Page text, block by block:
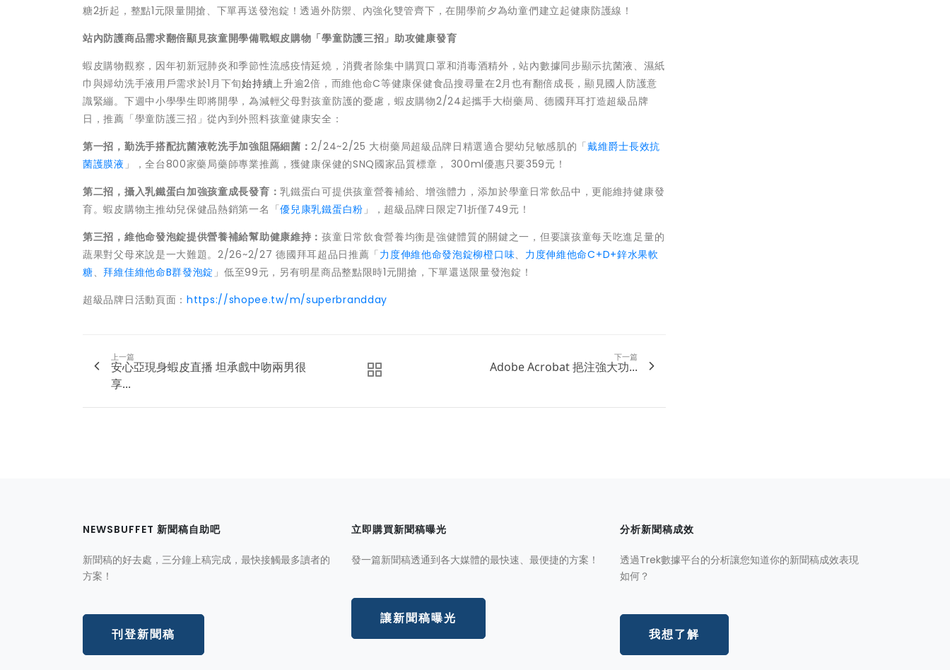
糖2折起，整點1元限量開搶、下單再送發泡錠！透過外防禦、內強化雙管齊下，在開學前夕為幼童們建立起健康防護線！
站內防護商品需求翻倍顯見孩童開學備戰蝦皮購物「學童防護三招」助攻健康發育
蝦皮購物觀察，因年初新冠肺炎和季節性流感疫情延燒，消費者除集中購買口罩和消毒酒精外，站內數據同步顯示抗菌液、濕紙
巾與婦幼洗手液用戶需求於1月下旬始持續上升逾2倍，而維他命C等健康保健食品搜尋量在2月也有翻倍成長，顯見國人防護意
識緊繃。下週中小學學生即將開學，為減輕父母對孩童防護的憂慮，蝦皮購物2/24起攜手大樹藥局、德國拜耳打造超級品牌
日，推薦「學童防護三招」從內到外照料孩童健康安全：
第一招，勤洗手搭配抗菌液乾洗手加強阻隔細菌：2/24~2/25 大樹藥局超級品牌日精選適合嬰幼兒敏感肌的「戴維爵士長效抗
菌護膜液 」，全台800家藥局藥師專業推薦，獲健康保健的SNQ國家品質標章， 300ml優惠只要359元！
第二招，攝入乳鐵蛋白加強孩童成長發育：乳鐵蛋白可提供孩童營養補給、增強體力，添加於學童日常飲品中，更能維持健康發
育。蝦皮購物主推幼兒保健品熱銷第一名「優兒康乳鐵蛋白粉 」，超級品牌日限定71折僅749元！
第三招，維他命發泡錠提供營養補給幫助健康維持：孩童日常飲食營養均衡是強健體質的關鍵之一，但要讓孩童每天吃進足量的
蔬果對父母來說是一大難題。2/26~2/27 德國拜耳超品日推薦「力度伸維他命發泡錠柳橙口味、 力度伸維他命C+D+鋅水果軟
糖、 拜維佳維他命B群發泡錠 」低至99元，另有明星商品整點限時1元開搶，下單還送限量發泡錠！
超級品牌日活動頁面： https://shopee.tw/m/superbrandday
上一篇
安心亞現身蝦皮直播 坦承戲中吻兩男很
享...
下一篇
Adobe Acrobat 挹注強大功...
NEWSBUFFET 新聞稿自助吧
新聞稿的好去處，三分鐘上稿完成，最快接觸最多讀者的
方案！
刊登新聞稿
立即購買新聞稿曝光
發一篇新聞稿透通到各大媒體的最快速、最便捷的方案！
讓新聞稿曝光
分析新聞稿成效
透過Trek數據平台的分析讓您知道你的新聞稿成效表現
如何？
我想了解